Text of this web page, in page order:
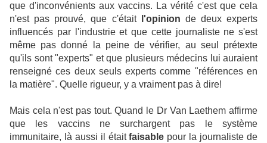
que d'inconvénients aux vaccins. La vérité c'est que cela
n'est pas prouvé, que c'était
l'opinion de deux experts
influencés par l'industrie et que cette journaliste ne s'est
même pas donné la peine de vérifier, au seul prétexte
qu'ils sont "experts" et que plusieurs médecins lui auraient
renseigné ces deux seuls experts comme "références en
la matière". Quelle rigueur, y a vraiment pas à dire!
Mais cela n'est pas tout. Quand le Dr Van Laethem affirme
que les vaccins ne surchargent pas le système
immunitaire, là aussi il étaitfaisable pour la journaliste de